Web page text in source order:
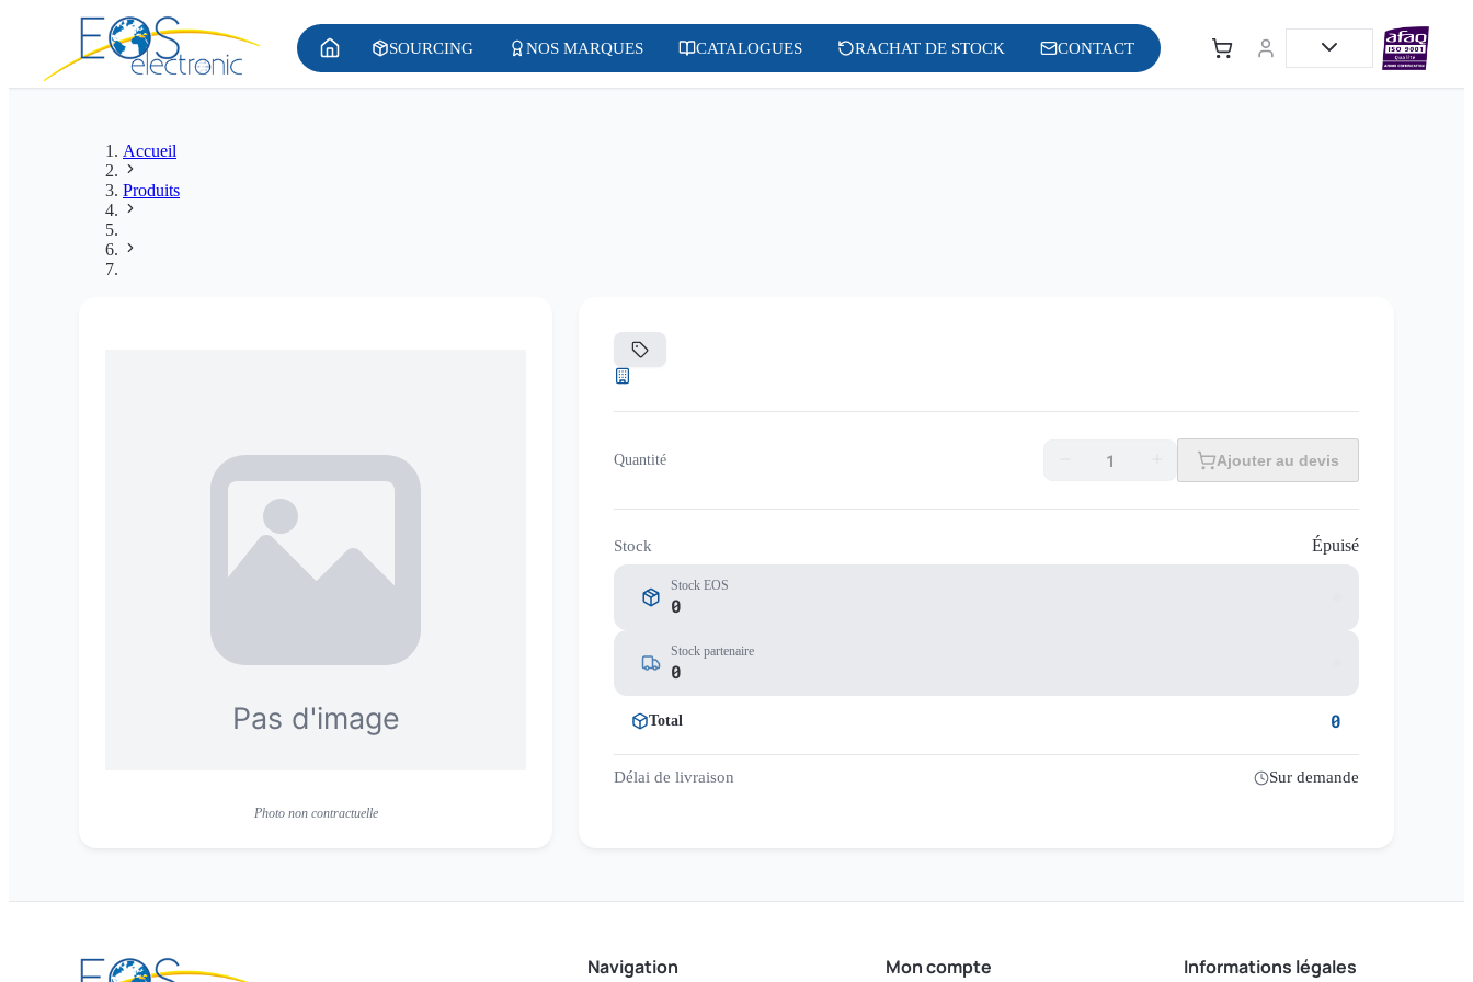
SOURCING NOS MARQUES CATALOGUES RACHAT DE STOCK CONTACT
Accueil
Produits
Photo non contractuelle
Quantité Ajouter au devis
Stock Épuisé
Stock EOS
0
Stock partenaire
0
Total 0
Délai de livraison Sur demande
Navigation Mon compte Informations légales